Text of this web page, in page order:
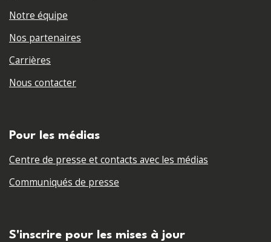
Notre équipe
Nos partenaires
Carrières
Nous contacter
Pour les médias
Centre de presse et contacts avec les médias
Communiqués de presse
S'inscrire pour les mises à jour